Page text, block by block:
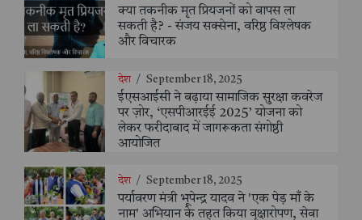
क्या तकनीक मृत प्रियजनों को वापस ला
सकती है? - संजय सक्सेना, वरिष्ठ विश्लेषक
और विचारक
देश / September 18, 2025
ईएसआईसी ने बढ़ाया सामाजिक सुरक्षा कवरेज
पर ज़ोर, ‘एसपीआरईई 2025’ योजना को
लेकर फरीदाबाद में जागरूकता संगोष्ठी
आयोजित
देश / September 18, 2025
पर्यावरण मंत्री भूपेन्द्र यादव ने 'एक पेड़ माँ के
नाम' अभियान के तहत किया वृक्षारोपण, सेवा